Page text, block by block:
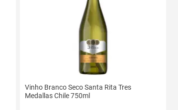
Vinho Branco Seco Santa Rita Tres
Medallas Chile 750ml